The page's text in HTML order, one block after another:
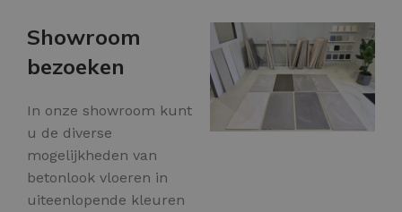
Showroom
bezoeken
In onze showroom kunt
u de diverse
mogelijkheden van
betonlook vloeren in
uiteenlopende kleuren